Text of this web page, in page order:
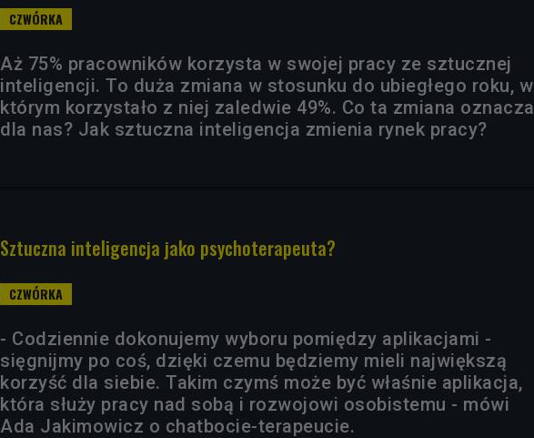
Aż 75% pracowników korzysta w swojej pracy ze sztucznej
inteligencji. To duża zmiana w stosunku do ubiegłego roku, w
którym korzystało z niej zaledwie 49%. Co ta zmiana oznacza
dla nas? Jak sztuczna inteligencja zmienia rynek pracy?
Sztuczna inteligencja jako psychoterapeuta?
- Codziennie dokonujemy wyboru pomiędzy aplikacjami -
sięgnijmy po coś, dzięki czemu będziemy mieli największą
korzyść dla siebie. Takim czymś może być właśnie aplikacja,
która służy pracy nad sobą i rozwojowi osobistemu - mówi
Ada Jakimowicz o chatbocie-terapeucie.